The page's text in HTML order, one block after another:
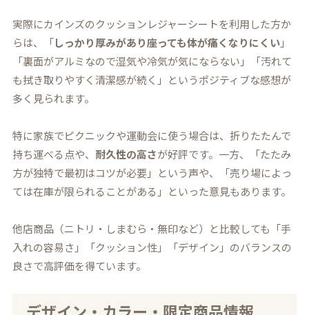
実際にカインズのクッションレジャーシートを利用した方か
らは、「しっかり厚みがあり座っても体が痛くなりにくい」
「裏面がアルミなので湿気や冷気が気にならない」「汚れて
も拭き取りやすく清潔感が続く」というポジティブな感想が
多く見られます。
特に家族でピクニックや運動会に使う場合は、折りたたんで
持ち運べる点や、 耐久性の高さが好評です。一方、「たたみ
方が独特で最初はコツが必要」という声や、「売り場によっ
ては在庫が限られることがある」といった意見もあります。
他店商品（ニトリ・しまむら・無印など）と比較しても「手
入れの容易さ」「クッション性」「デザイン」のバランスの
良さで高評価を得ています。